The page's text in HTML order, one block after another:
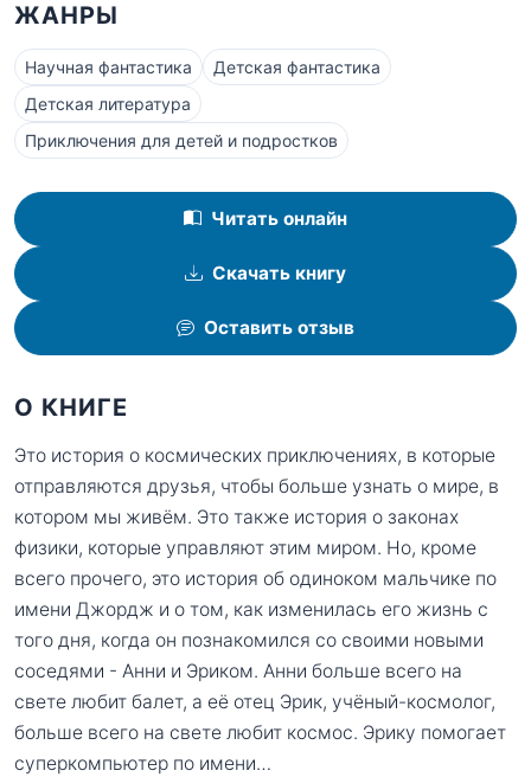
ЖАНРЫ
Научная фантастика
Детская фантастика
Детская литература
Приключения для детей и подростков
Читать онлайн
Скачать книгу
Оставить отзыв
О КНИГЕ
Это история о космических приключениях, в которые
отправляются друзья, чтобы больше узнать о мире, в
котором мы живём. Это также история о законах
физики, которые управляют этим миром. Но, кроме
всего прочего, это история об одиноком мальчике по
имени Джордж и о том, как изменилась его жизнь с
того дня, когда он познакомился со своими новыми
соседями - Анни и Эриком. Анни больше всего на
свете любит балет, а её отец Эрик, учёный-космолог,
больше всего на свете любит космос. Эрику помогает
суперкомпьютер по имени…